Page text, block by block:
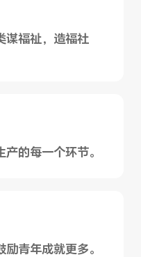
谋福祉，造福社
的每一个环节。
青年成就更多。